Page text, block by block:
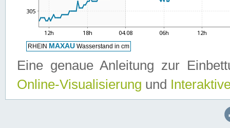
Eine genaue Anleitung zur
Online-Visualisierung und